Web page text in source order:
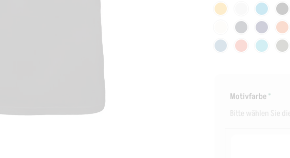
Motivfarbe*
Bitte wählen Sie